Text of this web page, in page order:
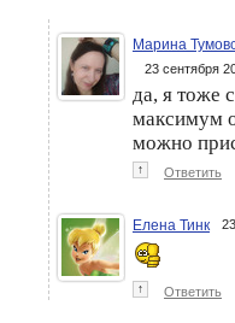
Марина
23 сентября
да, я тоже
максимум
можно
↑ Ответить
Елена Тинк
↑ Ответить